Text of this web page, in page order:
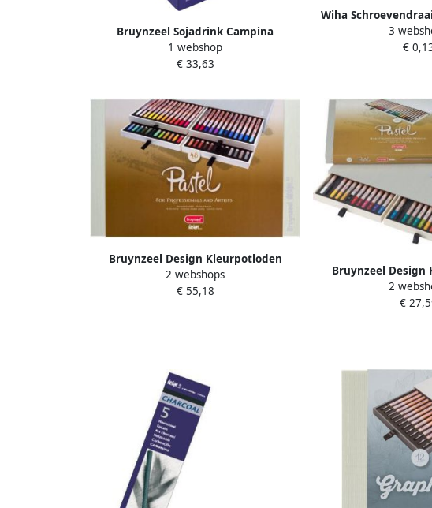
Bruynzeel Sojadrink Campina
plantaardig pak 1 liter
1 webshop
€ 33,63
Wiha
sleufkop Â
deligÂ metÂ
3
€
Bruynzeel Design Kleurpotloden
Bruynzeel 8840 Design pastel 48stuks
assorti
2 webshops
€ 55,18
Bruynzeel Design
Bruynzeel 8840
2
€